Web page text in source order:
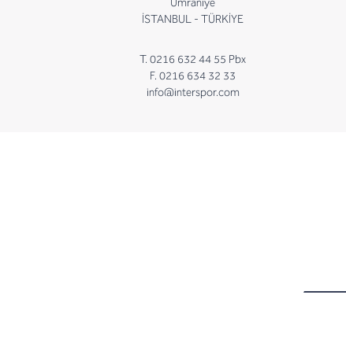
İSTANBUL - TÜRKİYE
T. 0216 632 44 55 Pbx
F. 0216 634 32 33
info@interspor.com